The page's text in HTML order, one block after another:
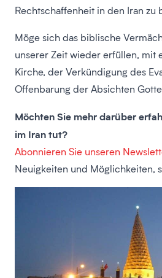
Rechtschaffenheit in den Iran zu
Möge sich das biblische
unserer Zeit wieder erfüllen, mit
Kirche, der Verkündigung des
Offenbarung der Absichten
Möchten Sie mehr darüber
im Iran tut?
Abonnieren Sie unseren
Neuigkeiten und Möglichkeiten,